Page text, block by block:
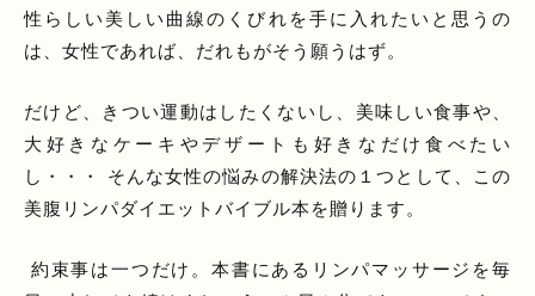
性らしい美しい曲線のくびれを手に入れたいと思うの
は、女性であれば、だれもがそう願うはず。
だけど、きつい運動はしたくないし、美味しい食事や、
大好きなケーキやデザートも好きなだけ食べたい
し・・・ そんな女性の悩みの解決法の１つとして、この
美腹リンパダイエットバイブル本を贈ります。
約束事は一つだけ。本書にあるリンパマッサージを毎